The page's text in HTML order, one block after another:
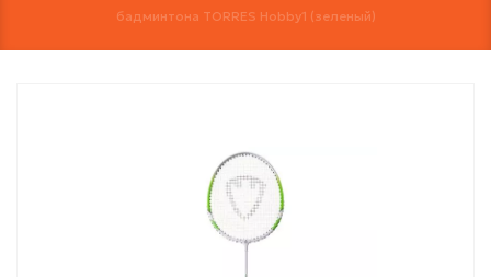
бадминтона TORRES Hobby1 (зеленый)